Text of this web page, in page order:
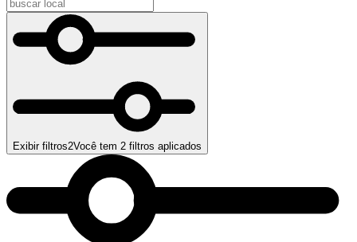
Exibir filtros2Você tem 2 filtros aplicados